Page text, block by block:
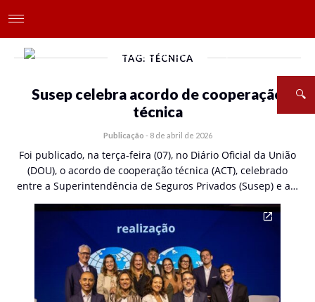
TAG: TÉCNICA
Susep celebra acordo de cooperação
técnica
Publicação - 8 de abril de 2026
Foi publicado, na terça-feira (07), no Diário Oficial da União
(DOU), o acordo de cooperação técnica (ACT), celebrado
entre a Superintendência de Seguros Privados (Susep) e a…